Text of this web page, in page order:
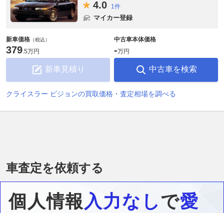
4.0 1件
マイカー登録
新車価格 （税込）
379.5万円
新車見積り
中古車本体価格
-万円
中古車を検索
クライスラー ビジョンの買取価格・査定相場を調べる
車査定を依頼する
個人情報 入力なしで愛